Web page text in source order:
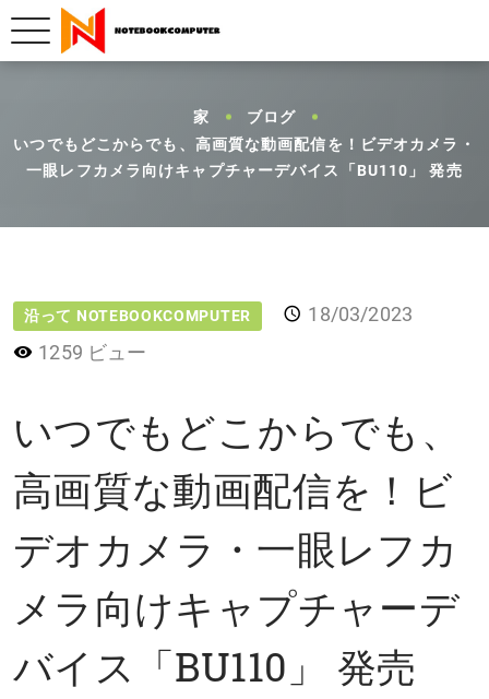
家
ブログ
いつでもどこからでも、高画質な動画配信を！ビデオカメラ・
一眼レフカメラ向けキャプチャーデバイス「BU110」 発売
沿って NOTEBOOKCOMPUTER
18/03/2023
1259 ビュー
いつでもどこからでも、
高画質な動画配信を！ビ
デオカメラ・一眼レフカ
メラ向けキャプチャーデ
バイス「BU110」 発売